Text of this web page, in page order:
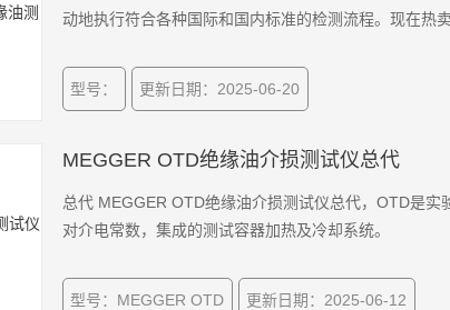
动地执行符合各种国际和国内标准的检测流程。现在热
型号： 更新日期：2025-06-20
MEGGER OTD绝缘油介损测试仪总代
总代 MEGGER OTD绝缘油介损测试仪总代，OTD是
对介电常数，集成的测试容器加热及冷却系统。
型号：MEGGER OTD 更新日期：2025-06-12